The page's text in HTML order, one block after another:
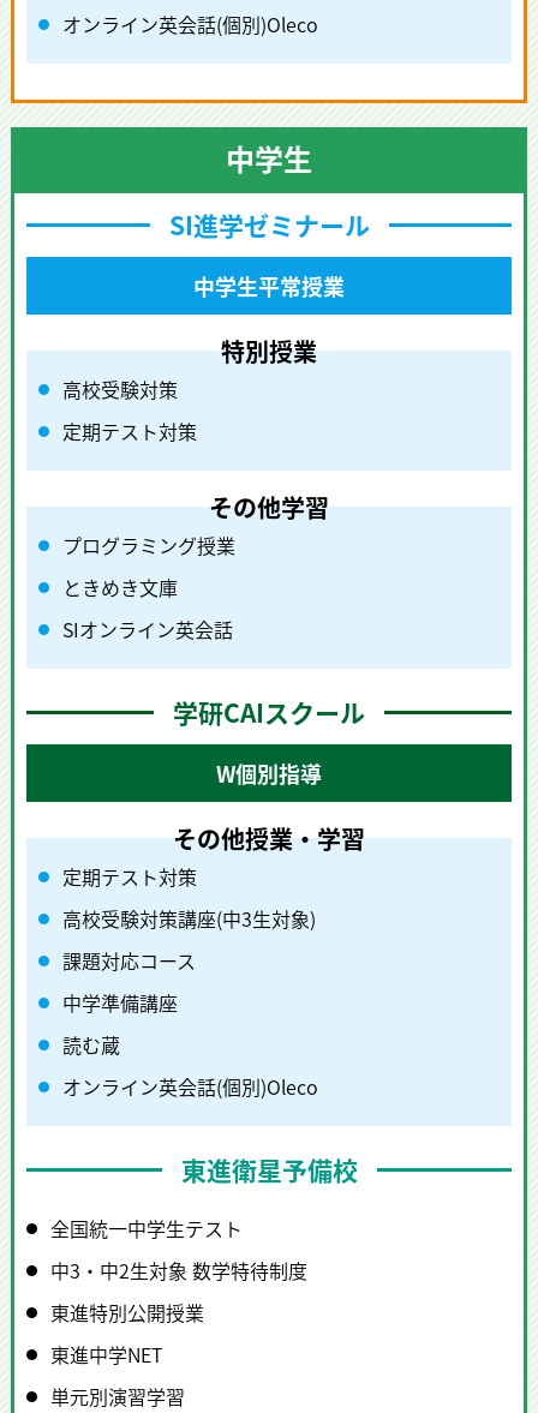
オンライン英会話(個別)Oleco
中学生
SI進学ゼミナール
中学生平常授業
高校受験対策
定期テスト対策
プログラミング授業
ときめき文庫
SIオンライン英会話
学研CAIスクール
W個別指導
定期テスト対策
高校受験対策講座(中3生対象)
課題対応コース
中学準備講座
読む蔵
オンライン英会話(個別)Oleco
東進衛星予備校
全国統一中学生テスト
中3・中2生対象 数学特待制度
東進特別公開授業
東進中学NET
単元別演習学習